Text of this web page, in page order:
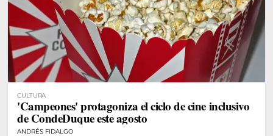
CULTURA
'Campeones' protagoniza el ciclo de cine inclusivo
de CondeDuque este agosto
ANDRÉS FIDALGO